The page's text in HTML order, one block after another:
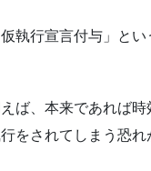
執行宣言付与」と
ば、本来であれば
をされてしまう恐れ